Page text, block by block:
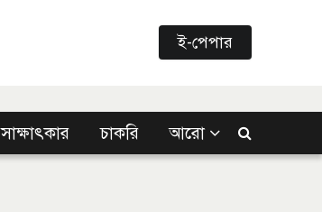
ই-পেপার
সাক্ষাৎকার চাকরি আরো